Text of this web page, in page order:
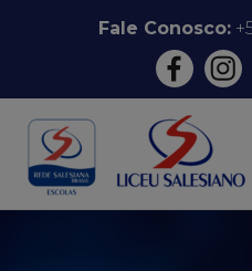
conteúdo
Fale Conosco: